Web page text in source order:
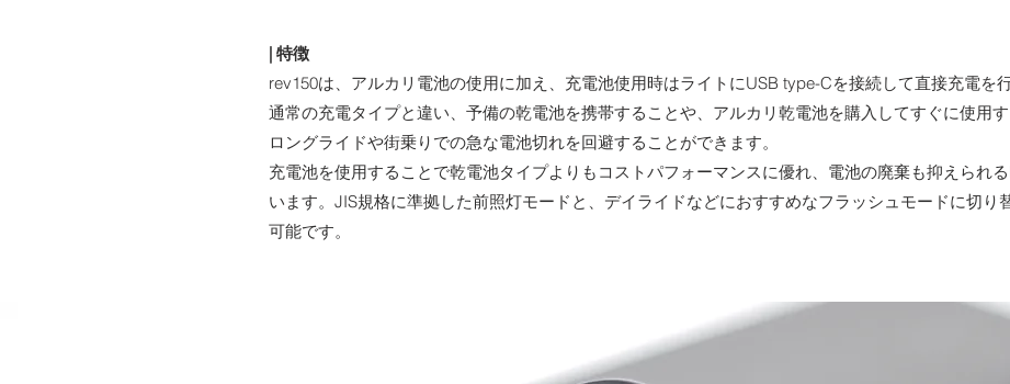
​| 特徴
rev150は、アルカリ電池の使用に加え、充電池使用時はライトにUSB type-Cを接続して直接充電を
通常の充電タイプと違い、予備の乾電池を携帯することや、アルカリ乾電池を購入してすぐに使用す
ロングライドや街乗りでの急な電池切れを回避することができます。
充電池を使用することで乾電池タイプよりもコストパフォーマンスに優れ、電池の廃棄も抑えられ
います。JIS規格に準拠した前照灯モードと、デイライドなどにおすすめなフラッシュモードに切り
可能です。